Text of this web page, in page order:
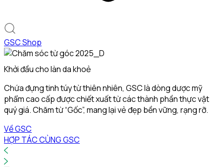
GSC Shop
Khởi đầu cho làn da khoẻ
Chứa đựng tinh túy từ thiên nhiên, GSC là dòng dược mỹ
phẩm cao cấp được chiết xuất từ các thành phần thực vật
quý giá. Chăm từ “Gốc”, mang lại vẻ đẹp bền vững, rạng rỡ.
Về GSC
HỢP TÁC CÙNG GSC